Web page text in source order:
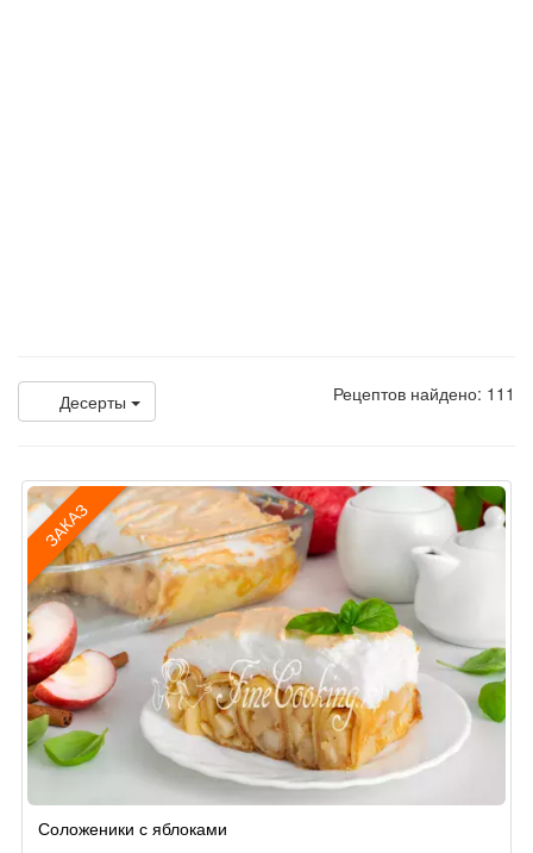
Десерты Рецептов найдено: 111
ЗАКАЗ
по
Соложеники с яблоками